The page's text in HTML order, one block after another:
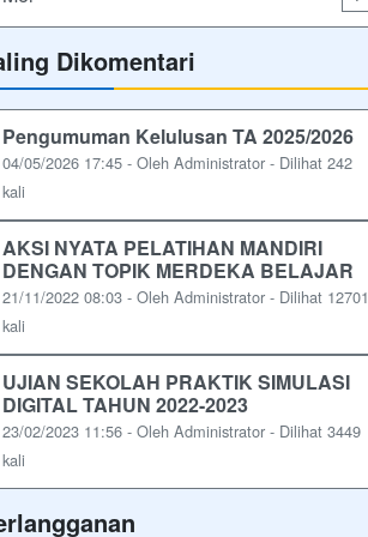
Dikomentari
Pengumuman Kelulusan TA 2025/2026
04/05/2026 17:45 - Oleh Administrator - Dilihat 242
kali
AKSI NYATA PELATIHAN MANDIRI
DENGAN TOPIK MERDEKA BELAJAR
21/11/2022 08:03 - Oleh Administrator - Dilihat 12701
kali
UJIAN SEKOLAH PRAKTIK SIMULASI
DIGITAL TAHUN 2022-2023
23/02/2023 11:56 - Oleh Administrator - Dilihat 3449
kali